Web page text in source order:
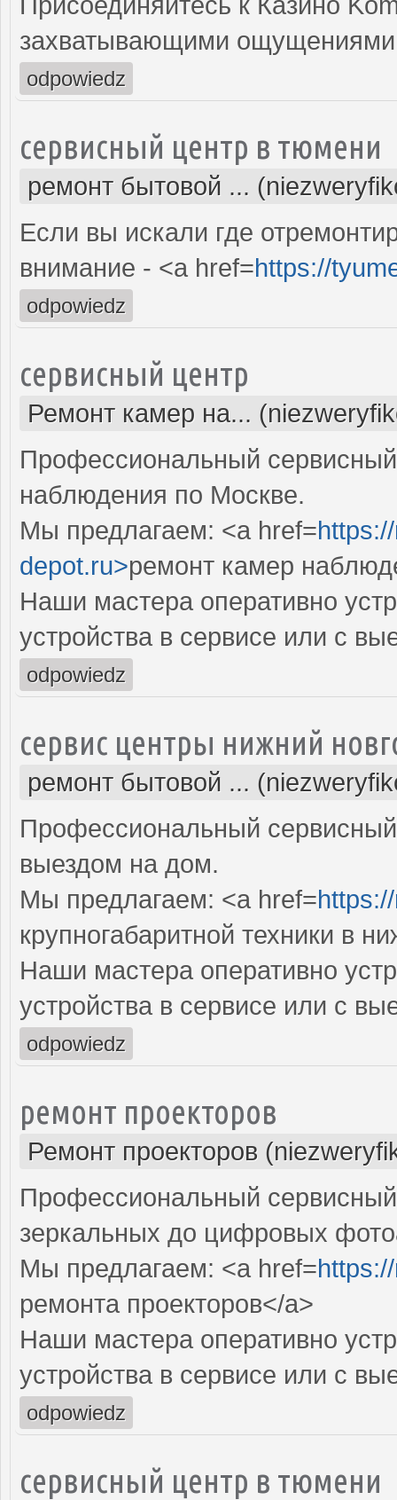
захватывающими ощущениями
odpowiedz
сервисный центр в тюмени
ремонт бытовой ...
Если вы искали где
внимание - <a href=https://
odpowiedz
сервисный центр
Ремонт камер на...
Профессиональный
наблюдения по Москве.
Мы предлагаем: <a href=
depot.ru>ремонт камер
Наши мастера оперативно
устройства в сервисе или с
odpowiedz
сервис центры нижний
ремонт бытовой ...
Профессиональный
выездом на дом.
Мы предлагаем: <a href=
крупногабаритной техники в
Наши мастера оперативно
устройства в сервисе или с
odpowiedz
ремонт проекторов
Ремонт проекторов
Профессиональный
зеркальных до цифровых
Мы предлагаем: <a href=
ремонта проекторов</a>
Наши мастера оперативно
устройства в сервисе или с
odpowiedz
сервисный центр в тюмени